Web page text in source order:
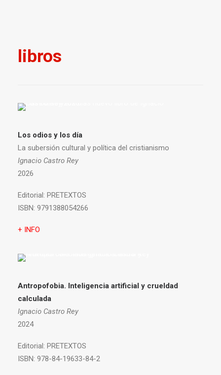
libros
Los odios y los día
La subersión cultural y política del cristianismo
Ignacio Castro Rey
2026
Editorial: PRETEXTOS
ISBN: 9791388054266
+ INFO
Antropofobia. Inteligencia artificial y crueldad
calculada
Ignacio Castro Rey
2024
Editorial: PRETEXTOS
ISBN: 978-84-19633-84-2